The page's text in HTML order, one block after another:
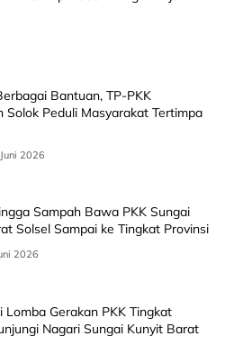
Bantuan, TP-PKK
Solok Peduli Masyarakat Tertimpa
2026
Sampah Bawa PKK Sungai
Solsel Sampai ke Tingkat Provinsi
2026
Lomba Gerakan PKK Tingkat
Nagari Sungai Kunyit Barat